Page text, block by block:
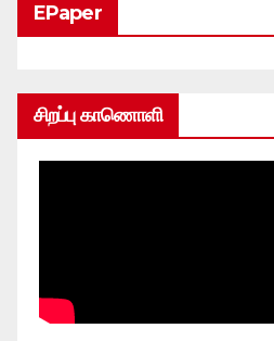
EPaper
சிறப்பு காணொளி